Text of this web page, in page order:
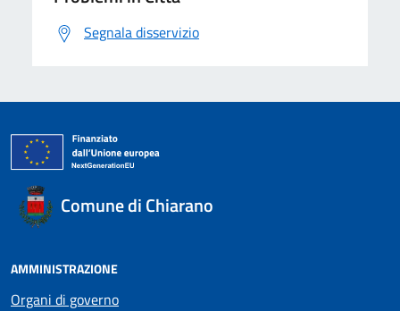
Segnala disservizio
Comune di Chiarano
AMMINISTRAZIONE
Organi di governo